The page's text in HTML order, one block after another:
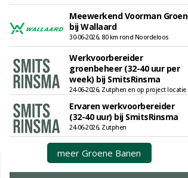
Meewerkend Voorman Groen
bij Wallaard
30-06-2026, 80 km rond Noordeloos
Werkvoorbereider
groenbeheer (32-40 uur per
week) bij SmitsRinsma
24-06-2026, Zutphen en op project locatie
Ervaren werkvoorbereider
(32-40 uur) bij SmitsRinsma
24-06-2026, Zutphen
meer Groene Banen